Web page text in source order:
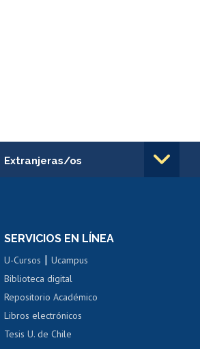
Extranjeras/os
Cursos de español
SERVICIOS EN LÍNEA
U-Cursos |Ucampus
Biblioteca digital
Repositorio Académico
Libros electrónicos
Tesis U. de Chile